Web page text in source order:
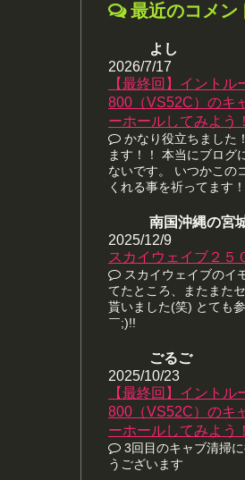
最近のコメン
よし
2026/7/17
【最終回】イントル
800（VS52C）のキ
ーホールしてみよう！
かなり役立ちました
ます！！ 本当にブログ
ないです。 いつかこの
くれる事を祈ってます！
南国沖縄の宮
2025/12/9
スカイウェイブ２５
スカイウェイブのイ
てたところ、またまた
貰いました(笑) とても
￣;)!!
ごるご
2025/10/23
【最終回】イントル
800（VS52C）のキ
ーホールしてみよう！
3回目のキャブ清掃
うございます